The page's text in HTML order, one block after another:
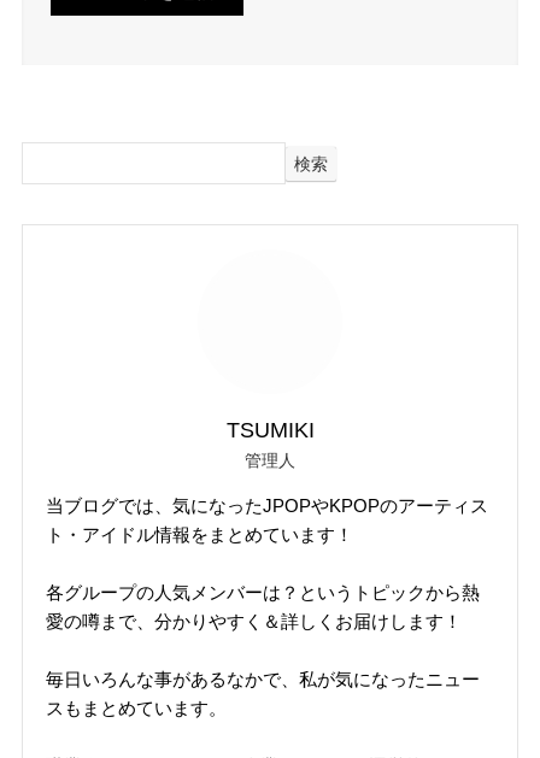
検索
TSUMIKI
管理人
当ブログでは、気になったJPOPやKPOPのアーティス
ト・アイドル情報をまとめています！
各グループの人気メンバーは？というトピックから熱
愛の噂まで、分かりやすく＆詳しくお届けします！
毎日いろんな事があるなかで、私が気になったニュー
スもまとめています。